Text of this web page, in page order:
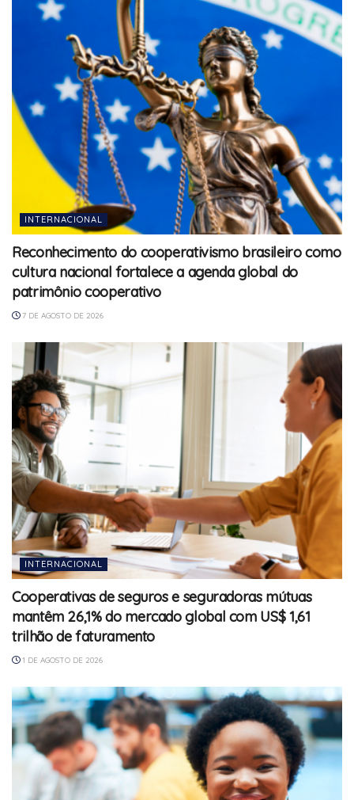
INTERNACIONAL
Reconhecimento do cooperativismo brasileiro como
cultura nacional fortalece a agenda global do
patrimônio cooperativo
7 DE AGOSTO DE 2026
INTERNACIONAL
Cooperativas de seguros e seguradoras mútuas
mantêm 26,1% do mercado global com US$ 1,61
trilhão de faturamento
1 DE AGOSTO DE 2026